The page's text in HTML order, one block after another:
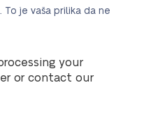
To je vaša prilika da ne
your
or contact our